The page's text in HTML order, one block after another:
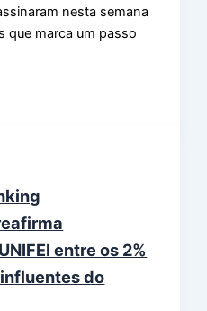
nesta semana
que marca um passo
entre os 2%
do